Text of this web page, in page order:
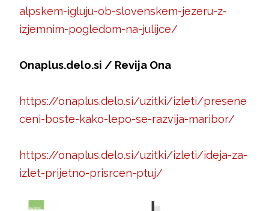
alpskem-igluju-ob-slovenskem-jezeru-z-
izjemnim-pogledom-na-julijce/
Onaplus.delo.si / Revija Ona
https://onaplus.delo.si/uzitki/izleti/presene
ceni-boste-kako-lepo-se-razvija-maribor/
https://onaplus.delo.si/uzitki/izleti/ideja-za-
izlet-prijetno-prisrcen-ptuj/